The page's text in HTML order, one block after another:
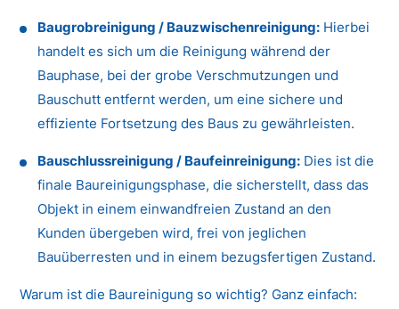
Baugrobreinigung / Bauzwischenreinigung: Hierbei
handelt es sich um die Reinigung während der
Bauphase, bei der grobe Verschmutzungen und
Bauschutt entfernt werden, um eine sichere und
effiziente Fortsetzung des Baus zu gewährleisten.
Bauschlussreinigung / Baufeinreinigung: Dies ist die
finale Baureinigungsphase, die sicherstellt, dass das
Objekt in einem einwandfreien Zustand an den
Kunden übergeben wird, frei von jeglichen
Bauüberresten und in einem bezugsfertigen Zustand.
Warum ist die Baureinigung so wichtig? Ganz einfach: